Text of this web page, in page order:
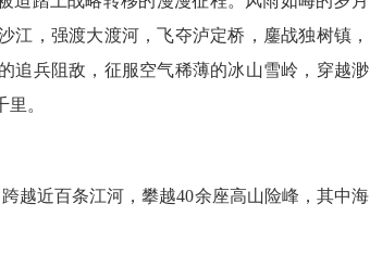
江，强渡大渡河，飞夺泸定桥，鏖战独树镇，
追兵阻敌，征服空气稀薄的冰山雪岭，穿越渺
。
近百条江河，攀越40余座高山险峰，其中海